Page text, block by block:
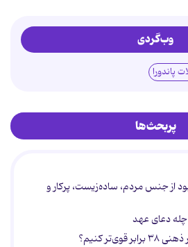
وب‌گردی
پاندورا
پربحث‌ها
از جنس مردم، ساده‌زیست، پرکار و
دعای عهد
کنیم؟